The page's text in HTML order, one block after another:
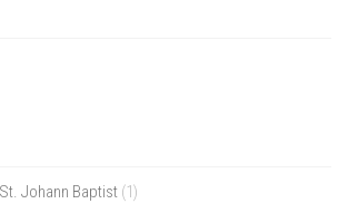
Johann Baptist (1)